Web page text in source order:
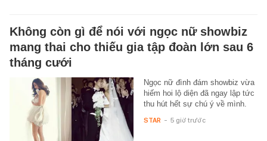
Không còn gì để nói với ngọc nữ showbiz
mang thai cho thiếu gia tập đoàn lớn sau 6
tháng cưới
Ngọc nữ đình đám showbiz vừa
hiếm hoi lộ diện đã ngay lập tức
thu hút hết sự chú ý về mình.
STAR - 5 giờ trước